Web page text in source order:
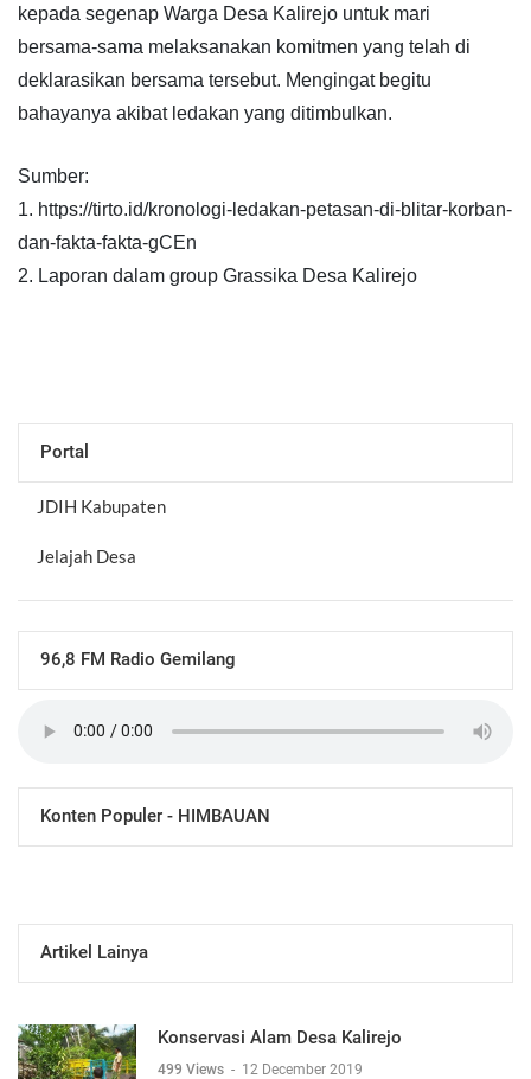
kepada segenap Warga Desa Kalirejo untuk mari
bersama-sama melaksanakan komitmen yang telah di
deklarasikan bersama tersebut. Mengingat begitu
bahayanya akibat ledakan yang ditimbulkan.
Sumber:
1. https://tirto.id/kronologi-ledakan-petasan-di-blitar-korban-
dan-fakta-fakta-gCEn
2. Laporan dalam group Grassika Desa Kalirejo
Portal
JDIH Kabupaten
Jelajah Desa
96,8 FM Radio Gemilang
Konten Populer - HIMBAUAN
Artikel Lainya
Konservasi Alam Desa Kalirejo
499 Views - 12 December 2019